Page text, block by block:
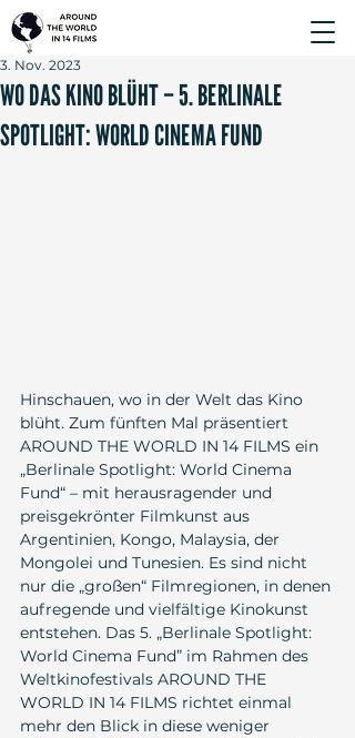
WO DAS KINO BLÜHT – 5. BERLINALE
SPOTLIGHT: WORLD CINEMA FUND
3. Nov. 2023
Hinschauen, wo in der Welt das Kino
blüht. Zum fünften Mal präsentiert
AROUND THE WORLD IN 14 FILMS ein
„Berlinale Spotlight: World Cinema
Fund“ – mit herausragender und
preisgekrönter Filmkunst aus
Argentinien, Kongo, Malaysia, der
Mongolei und Tunesien. Es sind nicht
nur die „großen“ Filmregionen, in denen
aufregende und vielfältige Kinokunst
entstehen. Das 5. „Berlinale Spotlight:
World Cinema Fund” im Rahmen des
Weltkinofestivals AROUND THE
WORLD IN 14 FILMS richtet einmal
mehr den Blick in diese weniger